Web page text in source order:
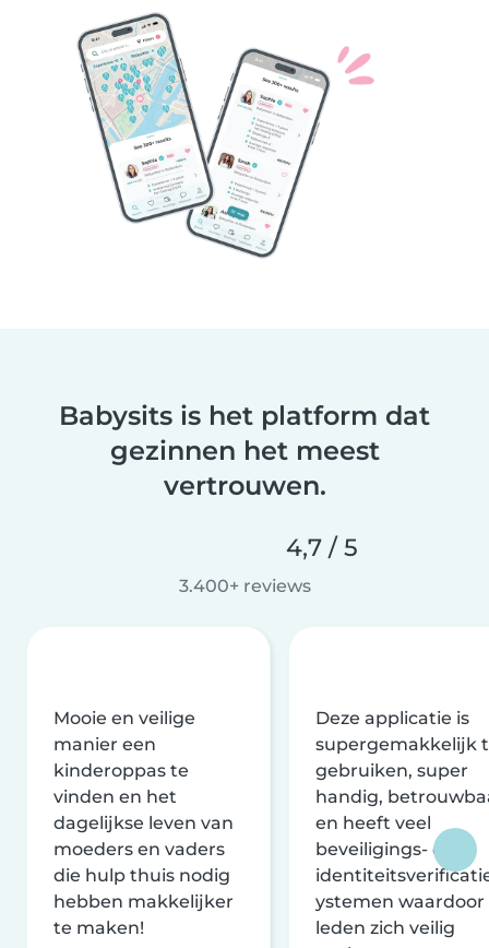
Babysits is het platform dat
gezinnen het meest
vertrouwen.
4,7 / 5
3.400+ reviews
Mooie en veilige
manier een
kinderoppas te
vinden en het
dagelijkse leven van
moeders en vaders
die hulp thuis nodig
hebben makkelijker
te maken!
Deze applicatie is
supergemakkelijk
gebruiken, super
handig,
en heeft veel
beveiligings- en
ystemen waardoor
leden zich veilig